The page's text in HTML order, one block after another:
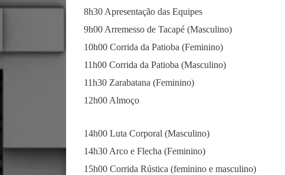
8h30 Apresentação das Equipes
9h00 Arremesso de Tacapé (Masculino)
10h00 Corrida da Patioba (Feminino)
11h00 Corrida da Patioba (Masculino)
11h30 Zarabatana (Feminino)
12h00 Almoço
14h00 Luta Corporal (Masculino)
14h30 Arco e Flecha (Feminino)
15h00 Corrida Rústica (feminino e masculino)